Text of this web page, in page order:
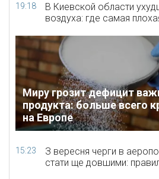
19:18
В Киевской области
воздуха: где самая
Миру грозит дефицит
продукта: больше всего
на Европе
15:23
З вересня черги в
стати ще довшими: